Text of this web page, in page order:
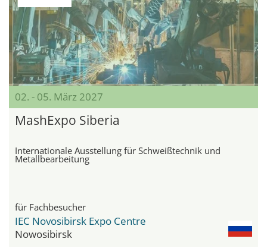
02. - 05. März 2027
MashExpo Siberia
Internationale Ausstellung für Schweißtechnik und
Metallbearbeitung
für Fachbesucher
IEC Novosibirsk Expo Centre
Nowosibirsk